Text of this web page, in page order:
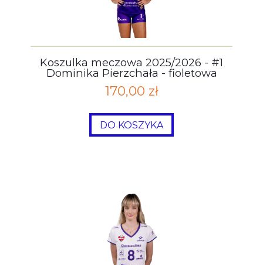
Koszulka meczowa 2025/2026 - #1
Dominika Pierzchała - fioletowa
170,00 zł
DO KOSZYKA